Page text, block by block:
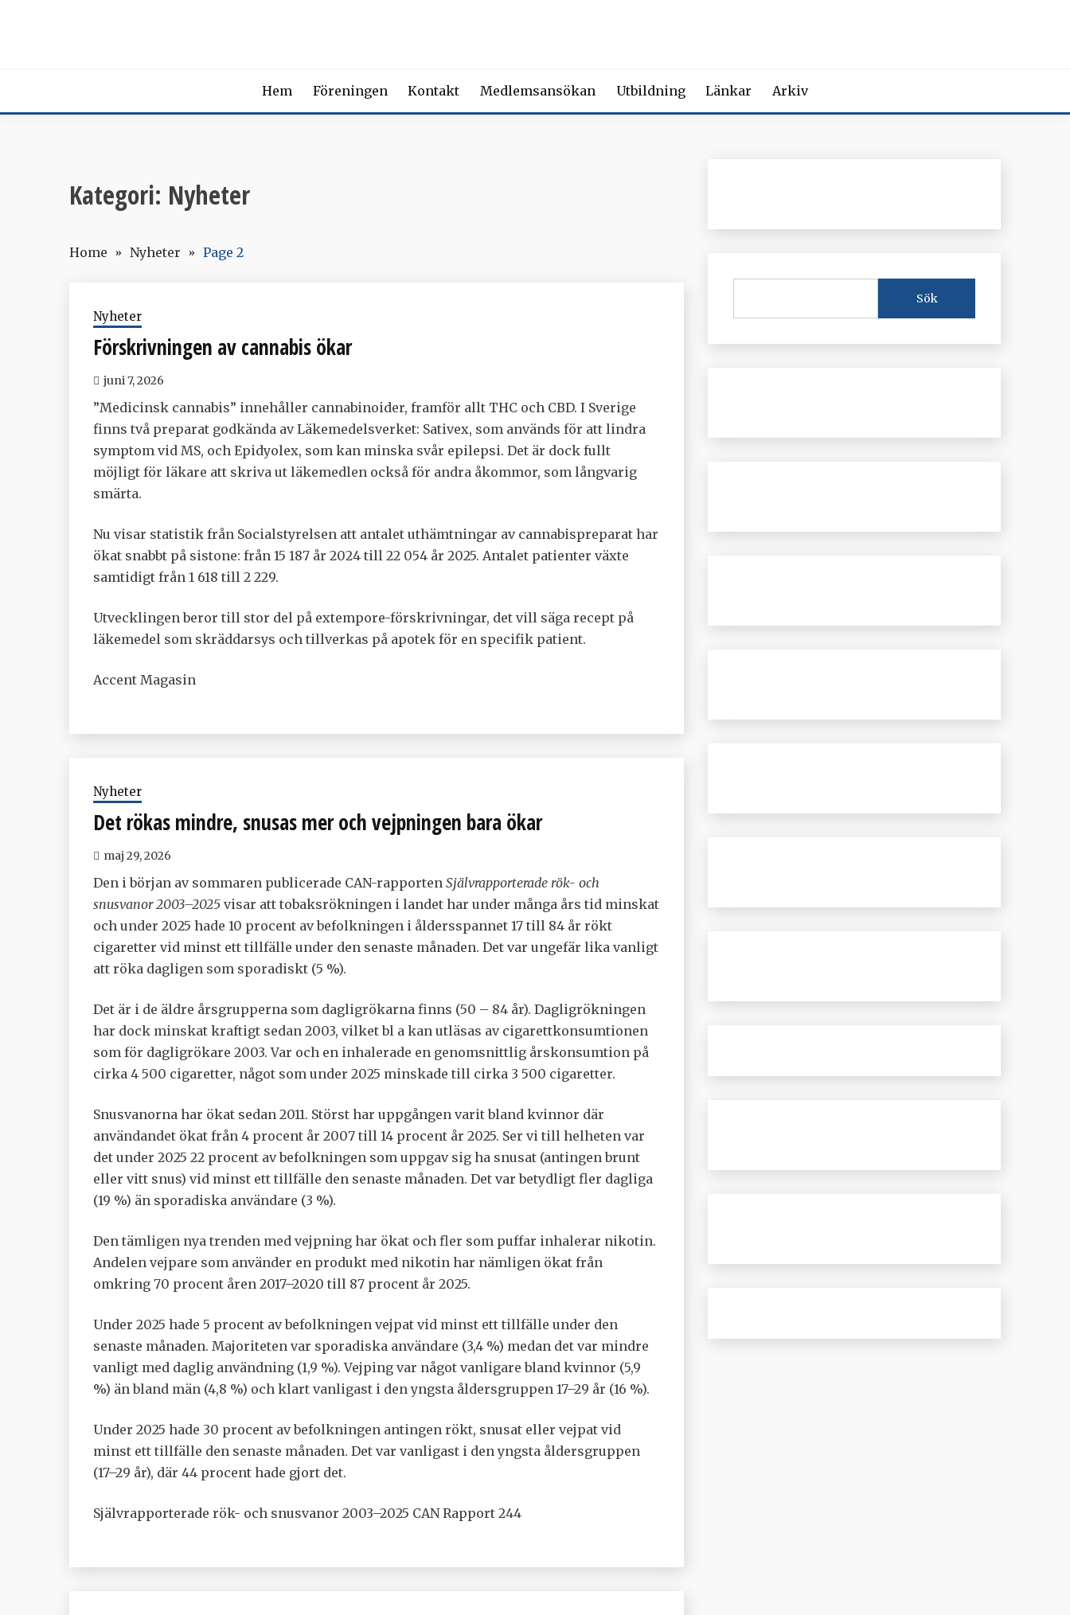
Hem Föreningen Kontakt Medlemsansökan Utbildning Länkar Arkiv
Kategori: Nyheter
Home Nyheter Page 2
Nyheter
Förskrivningen av cannabis ökar
juni 7, 2026
”Medicinsk cannabis” innehåller cannabinoider, framför allt THC och CBD. I Sverige
finns två preparat godkända av Läkemedelsverket: Sativex, som används för att lindra
symptom vid MS, och Epidyolex, som kan minska svår epilepsi. Det är dock fullt
möjligt för läkare att skriva ut läkemedlen också för andra åkommor, som långvarig
smärta.
Nu visar statistik från Socialstyrelsen att antalet uthämtningar av cannabispreparat har
ökat snabbt på sistone: från 15 187 år 2024 till 22 054 år 2025. Antalet patienter växte
samtidigt från 1 618 till 2 229.
Utvecklingen beror till stor del på extempore-förskrivningar, det vill säga recept på
läkemedel som skräddarsys och tillverkas på apotek för en specifik patient.
Accent Magasin
Nyheter
Det rökas mindre, snusas mer och vejpningen bara ökar
maj 29, 2026
Den i början av sommaren publicerade CAN-rapporten Självrapporterade rök- och
snusvanor 2003–2025 visar att tobaksrökningen i landet har under många års tid minskat
och under 2025 hade 10 procent av befolkningen i åldersspannet 17 till 84 år rökt
cigaretter vid minst ett tillfälle under den senaste månaden. Det var ungefär lika vanligt
att röka dagligen som sporadiskt (5 %).
Det är i de äldre årsgrupperna som dagligrökarna finns (50 – 84 år). Dagligrökningen
har dock minskat kraftigt sedan 2003, vilket bl a kan utläsas av cigarettkonsumtionen
som för dagligrökare 2003. Var och en inhalerade en genomsnittlig årskonsumtion på
cirka 4 500 cigaretter, något som under 2025 minskade till cirka 3 500 cigaretter.
Snusvanorna har ökat sedan 2011. Störst har uppgången varit bland kvinnor där
användandet ökat från 4 procent år 2007 till 14 procent år 2025. Ser vi till helheten var
det under 2025 22 procent av befolkningen som uppgav sig ha snusat (antingen brunt
eller vitt snus) vid minst ett tillfälle den senaste månaden. Det var betydligt fler dagliga
(19 %) än sporadiska användare (3 %).
Den tämligen nya trenden med vejpning har ökat och fler som puffar inhalerar nikotin.
Andelen vejpare som använder en produkt med nikotin har nämligen ökat från
omkring 70 procent åren 2017–2020 till 87 procent år 2025.
Under 2025 hade 5 procent av befolkningen vejpat vid minst ett tillfälle under den
senaste månaden. Majoriteten var sporadiska användare (3,4 %) medan det var mindre
vanligt med daglig användning (1,9 %). Vejping var något vanligare bland kvinnor (5,9
%) än bland män (4,8 %) och klart vanligast i den yngsta åldersgruppen 17–29 år (16 %).
Under 2025 hade 30 procent av befolkningen antingen rökt, snusat eller vejpat vid
minst ett tillfälle den senaste månaden. Det var vanligast i den yngsta åldersgruppen
(17–29 år), där 44 procent hade gjort det.
Självrapporterade rök- och snusvanor 2003–2025 CAN Rapport 244
Sök